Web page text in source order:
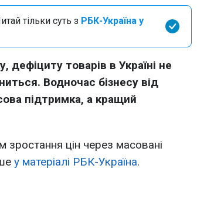
тільки суть з РБК-Україна у
дефіциту товарів в Україні не
Водночас бізнесу від
підтримка, а кращий
зростання цін через масовані
у матеріалі РБК-Україна.